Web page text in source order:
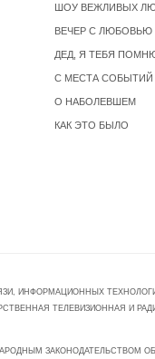
ШОУ ВЕЖЛИВЫХ
ВЕЧЕР С ЛЮБОВЬЮ
ДЕД, Я ТЕБЯ
С МЕСТА СОБЫТИЙ
О НАБОЛЕВШЕМ
КАК ЭТО БЫЛО
ИНФОРМАЦИОННЫХ
ТЕЛЕВИЗИОННАЯ И
ЗАКОНОДАТЕЛЬСТВОМ